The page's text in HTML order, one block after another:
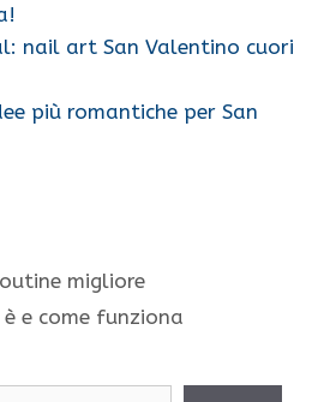
nail art San Valentino cuori
più romantiche per San
migliore
e come funziona